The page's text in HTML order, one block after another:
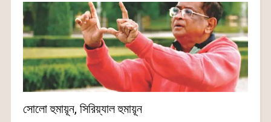
সোলো হুমায়ূন, সিরিয়্যাল হুমায়ূন